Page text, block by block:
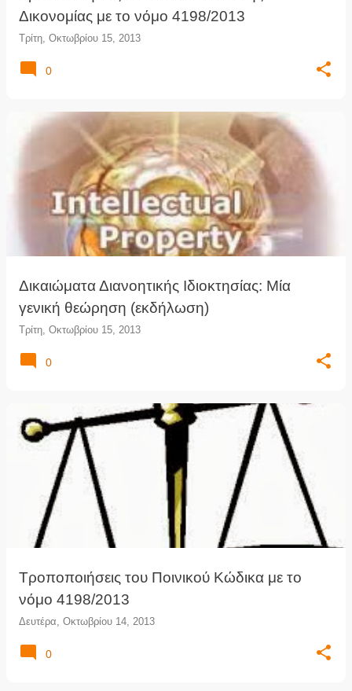
Δικονομίας με το νόμο 4198/2013
Τρίτη, Οκτωβρίου 15, 2013
0
Δικαιώματα Διανοητικής Ιδιοκτησίας: Μία
γενική θεώρηση (εκδήλωση)
Τρίτη, Οκτωβρίου 15, 2013
0
Τροποποιήσεις του Ποινικού Κώδικα με το
νόμο 4198/2013
Δευτέρα, Οκτωβρίου 14, 2013
0